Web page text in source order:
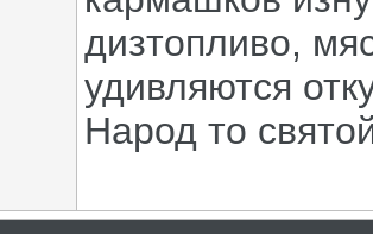
дизтопливо,
удивляются
Народ то